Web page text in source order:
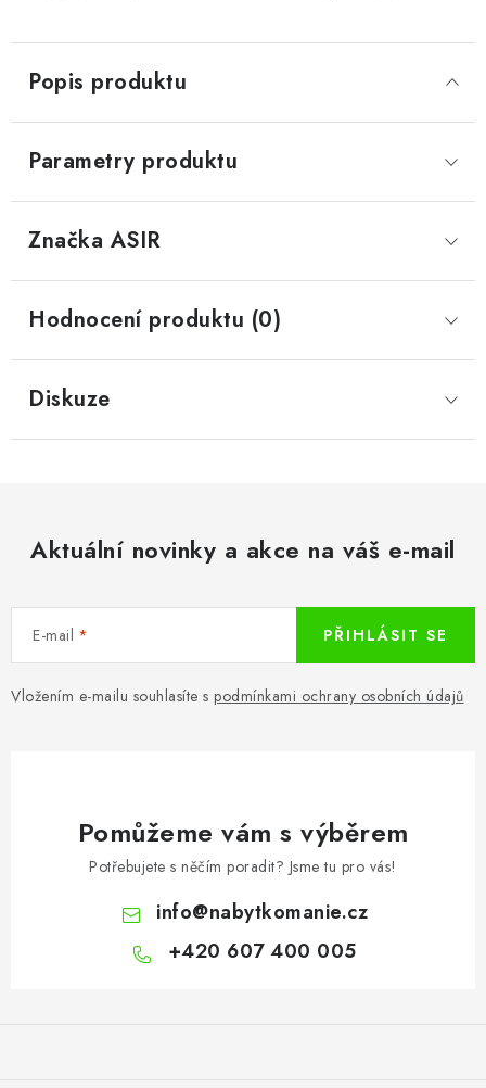
Popis produktu
Parametry produktu
Značka ASIR
Hodnocení produktu (0)
Diskuze
Aktuální novinky a akce na váš e-mail
E-mail
Vložením e-mailu souhlasíte s podmínkami ochrany osobních údajů
PŘIHLÁSIT SE
Pomůžeme vám s výběrem
Potřebujete s něčím poradit? Jsme tu pro vás!
info@nabytkomanie.cz
+420 607 400 005